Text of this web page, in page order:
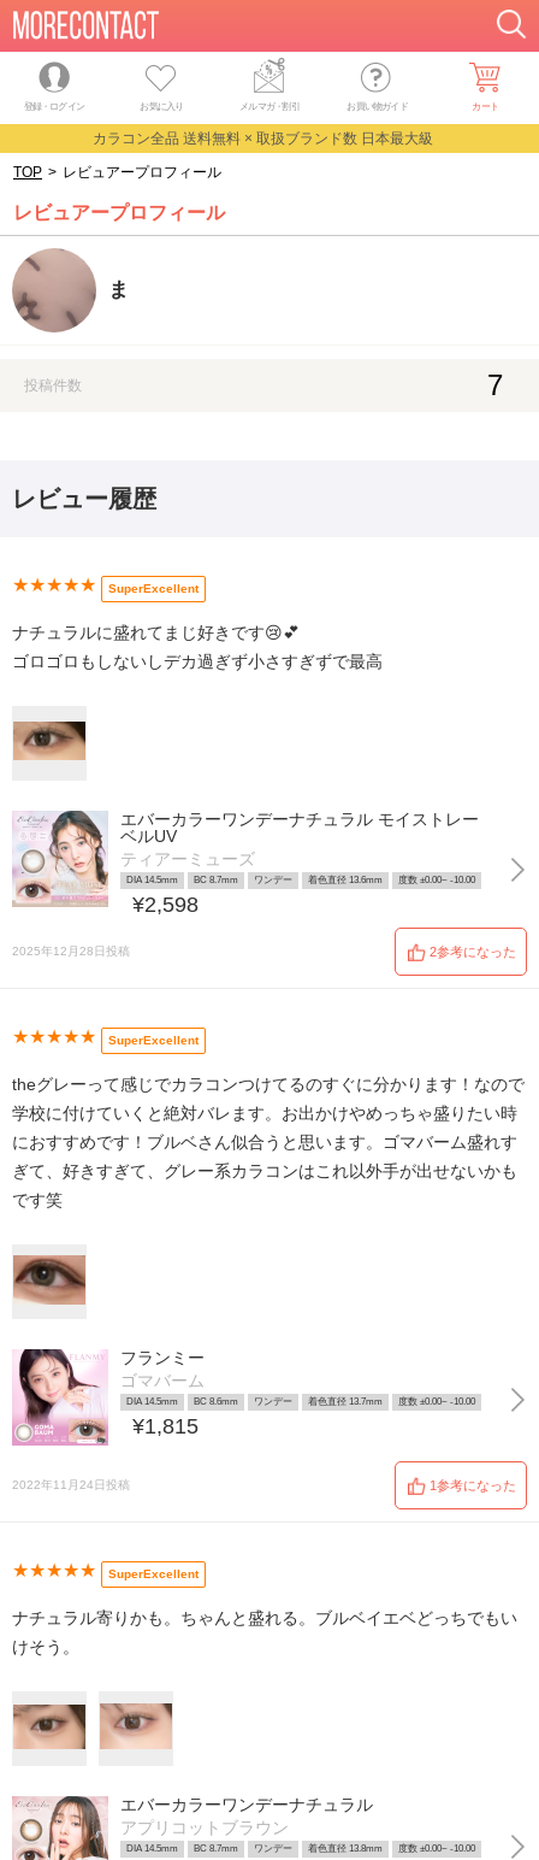
登録・ログイン お気に入り メルマガ・割引 お買い物ガイド カート
カラコン全品 送料無料 × 取扱ブランド数 日本最大級
TOP > レビュアープロフィール
レビュアープロフィール
ま
投稿件数 7
レビュー履歴
★★★★★ SuperExcellent
ナチュラルに盛れてまじ好きです😢💕
ゴロゴロもしないしデカ過ぎず小さすぎずで最高
エバーカラーワンデーナチュラル モイストレー
ベルUV
ティアーミューズ
DIA 14.5mm BC 8.7mm ワンデー 着色直径 13.6mm 度数 ±0.00~ -10.00
¥2,598
2025年12月28日投稿 2参考になった
★★★★★ SuperExcellent
theグレーって感じでカラコンつけてるのすぐに分かります！なので
学校に付けていくと絶対バレます。お出かけやめっちゃ盛りたい時
におすすめです！ブルベさん似合うと思います。ゴマバーム盛れす
ぎて、好きすぎて、グレー系カラコンはこれ以外手が出せないかも
です笑
フランミー
ゴマバーム
DIA 14.5mm BC 8.6mm ワンデー 着色直径 13.7mm 度数 ±0.00~ -10.00
¥1,815
2022年11月24日投稿 1参考になった
★★★★★ SuperExcellent
ナチュラル寄りかも。ちゃんと盛れる。ブルベイエベどっちでもい
けそう。
エバーカラーワンデーナチュラル
アプリコットブラウン
DIA 14.5mm BC 8.7mm ワンデー 着色直径 13.8mm 度数 ±0.00~ -10.00